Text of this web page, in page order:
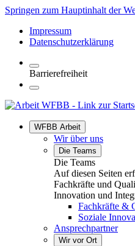
Springen zum Hauptinhalt der
Impressum
Datenschutzerklärung
Barrierefreiheit
WFBB Arbeit
Wir über uns
Die Teams
Die Teams
Auf diesen Seiten
Fachkräfte und
Innovation und
Fachkräfte &
Soziale
Ansprechpartner
Wir vor Ort